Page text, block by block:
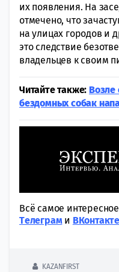
их появления. На
отмечено, что
на улицах городов и
это следствие
владельцев к своим
Читайте также: Возле
бездомных собак
Всё самое
Tелеграми
KAZANFIRST